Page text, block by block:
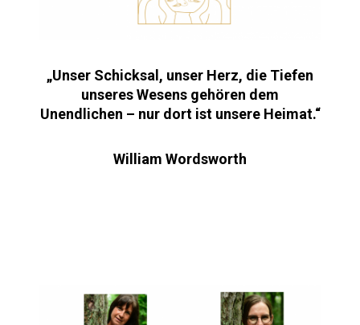
„Unser Schicksal, unser Herz, die Tiefen
unseres Wesens gehören dem
Unendlichen – nur dort ist unsere Heimat.“
William Wordsworth